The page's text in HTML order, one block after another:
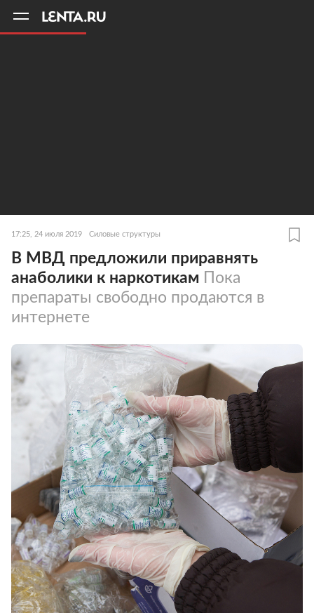
17:25, 24 июля 2019 Силовые структуры
В МВД предложили приравнять
анаболики к наркотикам Пока
препараты свободно продаются в
интернете